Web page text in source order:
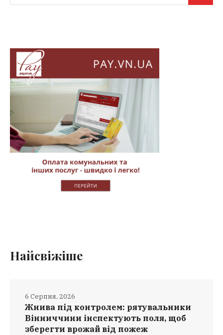
Найсвіжіше
Жнива під контролем: рятувальники
Вінниччини інспектують поля, щоб
зберегти врожай від пожеж
6 Серпня, 2026